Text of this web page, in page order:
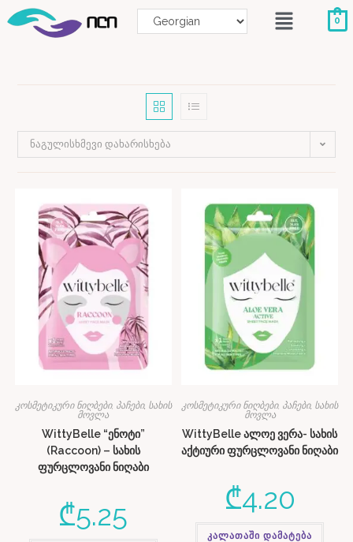
0
ნაგულისხმევი დახარისხება
კოსმეტიკური ნიღბები, პაჩები, სახის
მოვლა
WittyBelle “ენოტი”
(Raccoon) – სახის
ფურცლოვანი ნიღაბი
₾5.25
კოსმეტიკური ნიღბები, პაჩები, სახის
მოვლა
WittyBelle ალოე ვერა- სახის
აქტიური ფურცლოვანი ნიღაბი
₾4.20
კალათაში დამატება